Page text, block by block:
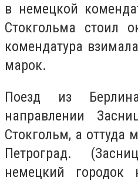
в немецкой
Стокгольма стоил
комендатура
марок.
Поезд из
направлении
Стокгольм, а оттуда
Петроград.
немецкий городок